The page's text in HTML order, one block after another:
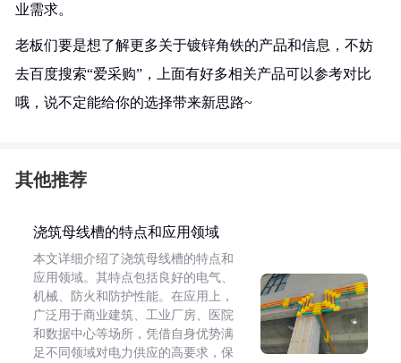
业需求。
老板们要是想了解更多关于镀锌角铁的产品和信息，不妨
去百度搜索“爱采购”，上面有好多相关产品可以参考对比
哦，说不定能给你的选择带来新思路~
其他推荐
浇筑母线槽的特点和应用领域
本文详细介绍了浇筑母线槽的特点和
应用领域。其特点包括良好的电气、
机械、防火和防护性能。在应用上，
广泛用于商业建筑、工业厂房、医院
和数据中心等场所，凭借自身优势满
足不同领域对电力供应的高要求，保